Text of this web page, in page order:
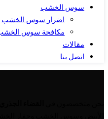
سوس الخشب
اضرار سوس الخشب
مكافحة سوس الخشب
مقالات
اتصل بنا